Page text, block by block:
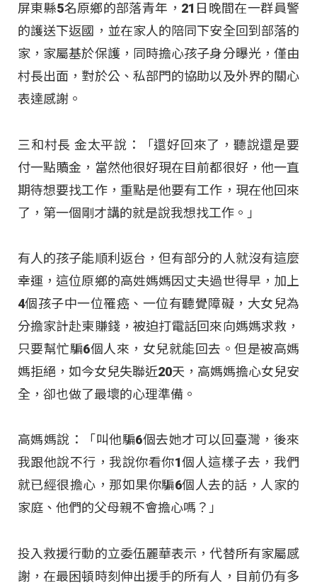
屏東縣5名原鄉的部落青年，21日晚間在一群員警
的護送下返國，並在家人的陪同下安全回到部落的
家，家屬基於保護，同時擔心孩子身分曝光，僅由
村長出面，對於公、私部門的協助以及外界的關心
表達感謝。
三和村長 金太平說：「還好回來了，聽說還是要
付一點贖金，當然他很好現在目前都很好，他一直
期待想要找工作，重點是他要有工作，現在他回來
了，第一個剛才講的就是說我想找工作。」
有人的孩子能順利返台，但有部分的人就沒有這麼
幸運，這位原鄉的高姓媽媽因丈夫過世得早，加上
4個孩子中一位罹癌、一位有聽覺障礙，大女兒為
分擔家計赴柬賺錢，被迫打電話回來向媽媽求救，
只要幫忙騙6個人來，女兒就能回去。但是被高媽
媽拒絕，如今女兒失聯近20天，高媽媽擔心女兒安
全，卻也做了最壞的心理準備。
高媽媽說：「叫他騙6個去她才可以回臺灣，後來
我跟他說不行，我說你看你1個人這樣子去，我們
就已經很擔心，那如果你騙6個人去的話，人家的
家庭、他們的父母親不會擔心嗎？」
投入救援行動的立委伍麗華表示，代替所有家屬感
謝，在最困頓時刻伸出援手的所有人，目前仍有多